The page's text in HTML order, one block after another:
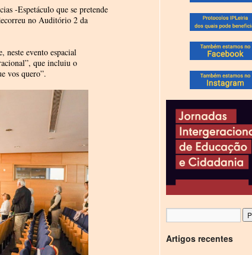
-Espetáculo que se pretende
no Auditório 2 da
neste evento espacial
que incluiu o
vos quero”.
Artigos recentes